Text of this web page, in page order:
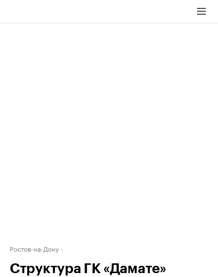
Ростов-на-Дону
Структура ГК «Дамате»